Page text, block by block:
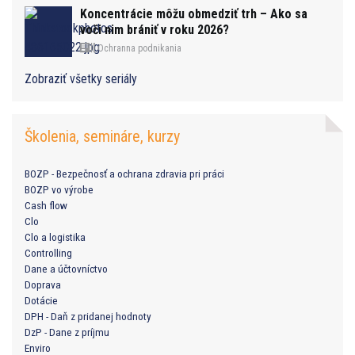
Koncentrácie môžu obmedziť trh – Ako sa
voči nim brániť v roku 2026?
Ochranna podnikania
Zobraziť všetky seriály
Školenia, semináre, kurzy
BOZP - Bezpečnosť a ochrana zdravia pri práci
BOZP vo výrobe
Cash flow
Clo
Clo a logistika
Controlling
Dane a účtovníctvo
Doprava
Dotácie
DPH - Daň z pridanej hodnoty
DzP - Dane z príjmu
Enviro